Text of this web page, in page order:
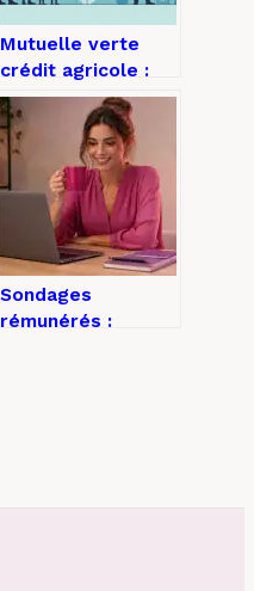
Mutuelle verte
crédit agricole :
offres, avantages
et démarches
expliqués
Sondages
rémunérés :